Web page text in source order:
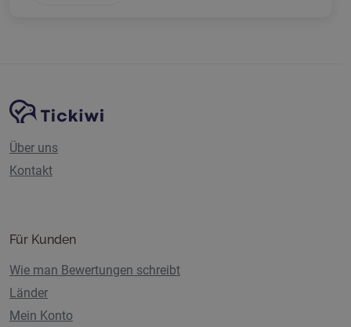
Website-Navigation
Tickiwi-Plattform
Über uns
Kontakt
Für Kunden
Wie man Bewertungen schreibt
Länder
Mein Konto